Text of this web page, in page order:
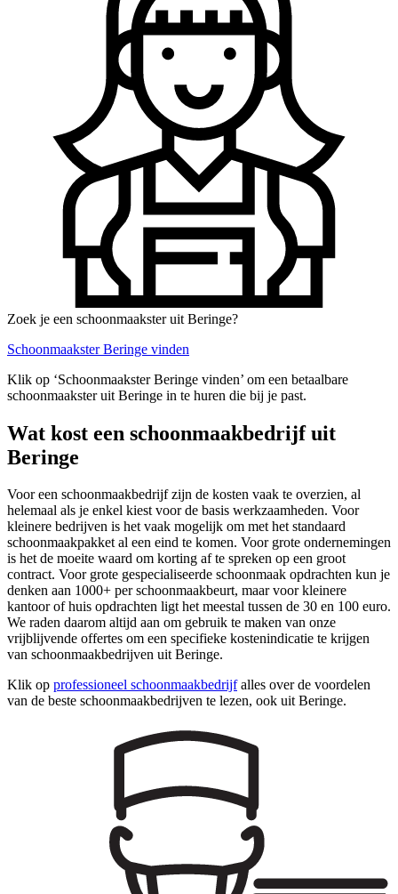
Zoek je een schoonmaakster uit Beringe?
Schoonmaakster Beringe vinden
Klik op ‘Schoonmaakster Beringe vinden’ om een betaalbare
schoonmaakster uit Beringe in te huren die bij je past.
Wat kost een schoonmaakbedrijf uit
Beringe
Voor een schoonmaakbedrijf zijn de kosten vaak te overzien, al
helemaal als je enkel kiest voor de basis werkzaamheden. Voor
kleinere bedrijven is het vaak mogelijk om met het standaard
schoonmaakpakket al een eind te komen. Voor grote ondernemingen
is het de moeite waard om korting af te spreken op een groot
contract. Voor grote gespecialiseerde schoonmaak opdrachten kun je
denken aan 1000+ per schoonmaakbeurt, maar voor kleinere
kantoor of huis opdrachten ligt het meestal tussen de 30 en 100 euro.
We raden daarom altijd aan om gebruik te maken van onze
vrijblijvende offertes om een specifieke kostenindicatie te krijgen
van schoonmaakbedrijven uit Beringe.
Klik op professioneel schoonmaakbedrijfalles over de voordelen
van de beste schoonmaakbedrijven te lezen, ook uit Beringe.